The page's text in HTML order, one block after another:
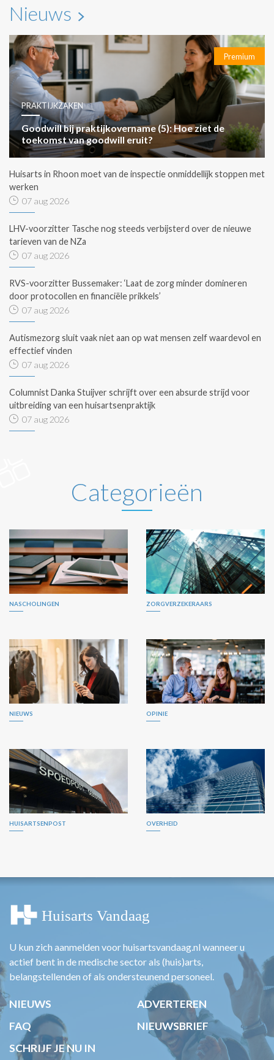
Nieuws
Premium
PRAKTIJKZAKEN
Goodwill bij praktijkovername (5): Hoe ziet de
toekomst van goodwill eruit?
Huisarts in Rhoon moet van de inspectie onmiddellijk stoppen met
werken
07 aug 2026
LHV-voorzitter Tasche nog steeds verbijsterd over de nieuwe
tarieven van de NZa
07 aug 2026
RVS-voorzitter Bussemaker: ‘Laat de zorg minder domineren
door protocollen en financiële prikkels’
07 aug 2026
Autismezorg sluit vaak niet aan op wat mensen zelf waardevol en
effectief vinden
07 aug 2026
Columnist Danka Stuijver schrijft over een absurde strijd voor
uitbreiding van een huisartsenpraktijk
07 aug 2026
Categorieën
NASCHOLINGEN ZORGVERZEKERAARS
NIEUWS OPINIE
HUISARTSENPOST OVERHEID
U kun zich aanmelden voor huisartsvandaag.nl wanneer u
actief bent in de medische sector als (huis)arts,
belangstellenden of als ondersteunend personeel.
NIEUWS
ADVERTEREN
FAQ
NIEUWSBRIEF
SCHRIJF JE NU IN